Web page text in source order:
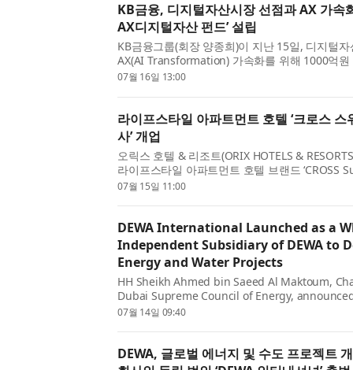
KB금융, 디지털자산시장 선점과 AX 가속
AX디지털자산 펀드’ 설립
KB금융그룹(회장 양종희)이 지난 15일, 디지털
AX(AI Transformation) 가속화를 위해 1000억
(SI) 펀드인 ‘케이비 AX디지털자산 펀드’를 설립
07월 16일 13:00
라이프스타일 아파트먼트 호텔 ‘크로스
사’ 개업
오릭스 호텔 & 리조트(ORIX HOTELS &
라이프스타일 아파트먼트 호텔 브랜드 ‘CROSS
로스 스위트 도쿄 아사쿠사’가 지난 7월 3일(금)
07월 15일 11:00
DEWA International Launched as a
Independent Subsidiary of DEWA to
Energy and Water Projects
HH Sheikh Ahmed bin Saeed Al Maktoum,
Dubai Supreme Council of Energy,
establishment of ‘DEWA International’, a
07월 14일 09:40
DEWA, 글로벌 에너지 및 수도 프로젝트